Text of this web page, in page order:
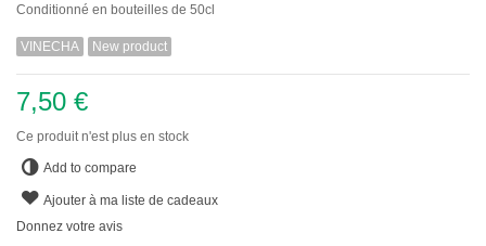
Conditionné en bouteilles de 50cl
VINECHA New product
7,50 €
Ce produit n'est plus en stock
Add to compare
Ajouter à ma liste de cadeaux
Donnez votre avis